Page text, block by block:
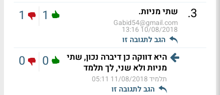
3
. שתי מניות.
Gabid54@gmail.com
10/08/2018 13:16
הגב לתגובה זו
1
1
היא דווקה כן דיברה נכון, שתי
מניות ולא שני, לך תלמד
תלמיד11/08/2018 05:11
הגב לתגובה זו
0
0